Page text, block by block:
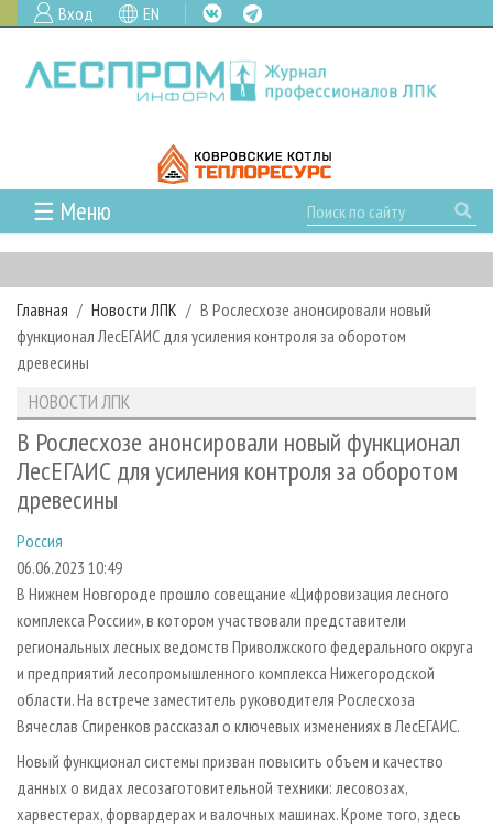
Вход EN
☰ Меню
ГЛАВНАЯ
РУБРИКИ И ТЕМЫ
РУБРИКИ ЖУРНАЛА
ЛЕСНОЕ ХОЗЯЙСТВО
ЛЕСОЗАГОТОВКА
ЛЕСОПИЛЕНИЕ
ДЕРЕВООБРАБОТКА
СУШКА ДРЕВЕСИНЫ
ПРОИЗВОДСТВО ДРЕВЕСНЫХ ПЛИТ
ДЕРЕВЯННОЕ ДОМОСТРОЕНИЕ
ПРОИЗВОДСТВО МЕБЕЛИ
БИОЭНЕРГЕТИКА
ЦБП
ИНСТРУМЕНТ И МАТЕРИАЛЫ
НОВОСТИ
КАЛЕНДАРЬ СОБЫТИЙ
НОВОСТИ ЛПК
НОВОСТИ ЖУРНАЛА
НОВОСТИ КОМПАНИЙ
ПРОЕКТЫ ЛПИ
АНАЛИТИКА
ПРЕДПРИЯТИЯ ЛПК
ЛЕСНЫЕ РЕГИОНЫ РОССИИ
ПЕРСОНЫ
МОБИЛЬНЫЕ ВЫСТАВКИ
ОФИЦИАЛЬНЫЕ ДЕЛЕГАЦИИ
ПРИОРИТЕТНЫЕ ИНВЕСТПРОЕКТЫ
RUSSIAN FORESTRY REVIEW
ГАЗЕТА ЛЕСПРОМФОРУМ
БИБЛИОТЕКА СПЕЦИАЛИСТА
АРХИВ
АРХИВ ЖУРНАЛОВ
СТАТЬИ
О ЖУРНАЛЕ
ПОДПИСКА
КОНТАКТЫ
РЕКЛАМОДАТЕЛЯМ
РЕКЛАМА
РЕКЛАМА НА САЙТЕ
Главная Новости ЛПК
В Рослесхозе анонсировали новый
функционал ЛесЕГАИС для усиления контроля за оборотом
древесины
НОВОСТИ ЛПК
В Рослесхозе анонсировали новый функционал
ЛесЕГАИС для усиления контроля за оборотом
древесины
Россия
06.06.2023 10:49
В Нижнем Новгороде прошло совещание «Цифровизация лесного
комплекса России», в котором участвовали представители
региональных лесных ведомств Приволжского федерального округа
и предприятий лесопромышленного комплекса Нижегородской
области. На встрече заместитель руководителя Рослесхоза
Вячеслав Спиренков рассказал о ключевых изменениях в ЛесЕГАИС.
Новый функционал системы призван повысить объем и качество
данных о видах лесозаготовительной техники: лесовозах,
харвестерах, форвардерах и валочных машинах. Кроме того, здесь